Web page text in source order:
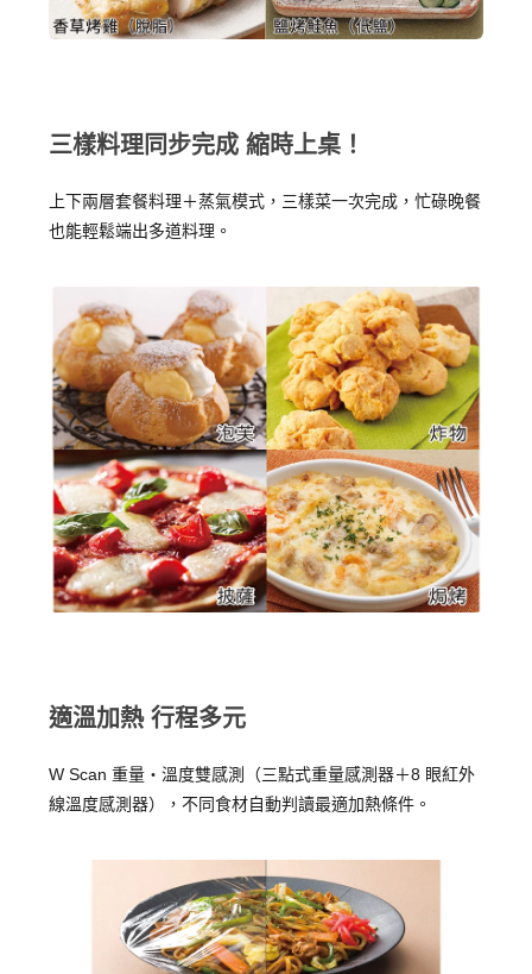
三樣料理同步完成 縮時上桌！
上下兩層套餐料理＋蒸氣模式，三樣菜一次完成，忙碌晚餐
也能輕鬆端出多道料理。
適溫加熱 行程多元
W Scan 重量・溫度雙感測（三點式重量感測器＋8 眼紅外
線溫度感測器），不同食材自動判讀最適加熱條件。